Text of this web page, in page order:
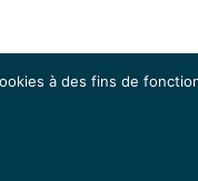
à des fins de